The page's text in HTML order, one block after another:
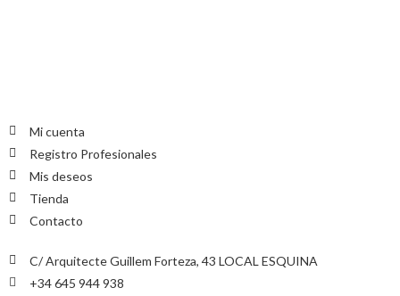
Mi cuenta
Registro Profesionales
Mis deseos
Tienda
Contacto
C/ Arquitecte Guillem Forteza, 43 LOCAL ESQUINA
+34 645 944 938